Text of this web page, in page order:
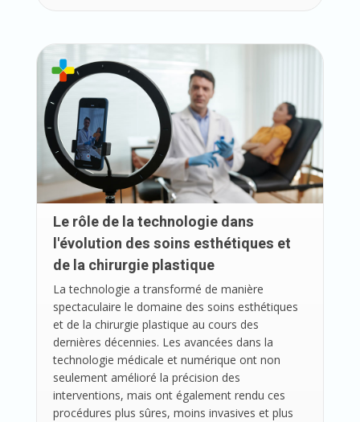
Le rôle de la technologie dans
l'évolution des soins esthétiques et
de la chirurgie plastique
La technologie a transformé de manière
spectaculaire le domaine des soins esthétiques
et de la chirurgie plastique au cours des
dernières décennies. Les avancées dans la
technologie médicale et numérique ont non
seulement amélioré la précision des
interventions, mais ont également rendu ces
procédures plus sûres, moins invasives et plus